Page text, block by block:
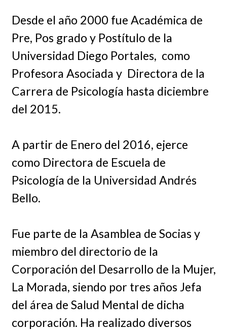
Desde el año 2000 fue Académica de
Pre, Pos grado y Postítulo de la
Universidad Diego Portales, como
Profesora Asociada y Directora de la
Carrera de Psicología hasta diciembre
del 2015.
A partir de Enero del 2016, ejerce
como Directora de Escuela de
Psicología de la Universidad Andrés
Bello.
Fue parte de la Asamblea de Socias y
miembro del directorio de la
Corporación del Desarrollo de la Mujer,
La Morada, siendo por tres años Jefa
del área de Salud Mental de dicha
corporación. Ha realizado diversos